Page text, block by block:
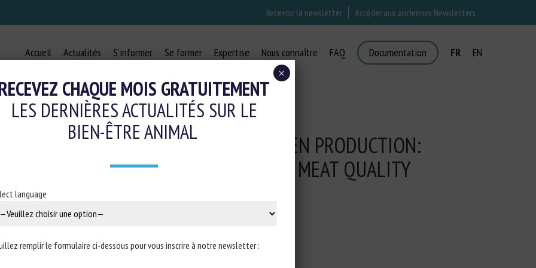
Recevoir la newsletter Accéder aux anciennes Newsletters
Accueil Actualités S’informer Se former Expertise Nous connaître FAQ Documentation FR EN
CONVENTIONAL BROILER CHICKEN PRODUCTION:
ANIMAL WELFARE, FOOD SAFETY, AND MEAT QUALITY
dans
CHAQUE MOIS GRATUITEMENT
LES DERNIÈRES ACTUALITÉS SUR LE
BIEN-ÊTRE ANIMAL
language
remplir le formulaire ci-dessous pour vous inscrire à notre newsletter :
×